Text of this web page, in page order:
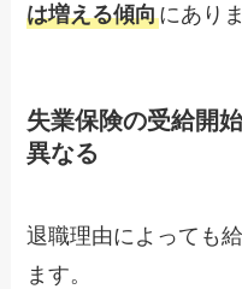
は増える傾向にあり
失業保険の受給開
異なる
退職理由によっても
ます。